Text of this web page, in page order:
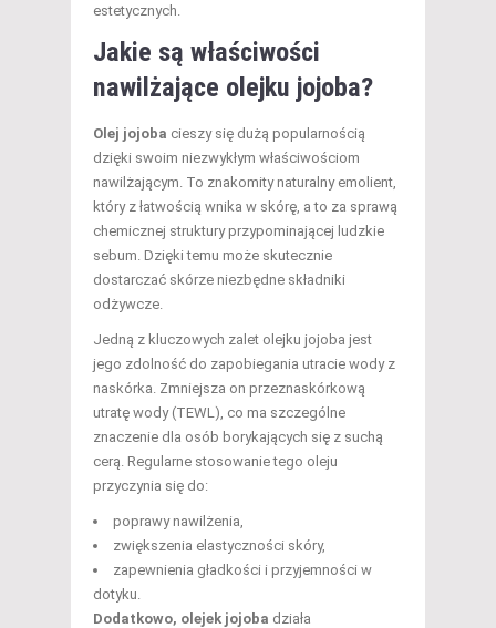
estetycznych.
Jakie są właściwości
nawilżające olejku jojoba?
Olej jojoba cieszy się dużą popularnością
dzięki swoim niezwykłym właściwościom
nawilżającym. To znakomity naturalny emolient,
który z łatwością wnika w skórę, a to za sprawą
chemicznej struktury przypominającej ludzkie
sebum. Dzięki temu może skutecznie
dostarczać skórze niezbędne składniki
odżywcze.
Jedną z kluczowych zalet olejku jojoba jest
jego zdolność do zapobiegania utracie wody z
naskórka. Zmniejsza on przeznaskórkową
utratę wody (TEWL), co ma szczególne
znaczenie dla osób borykających się z suchą
cerą. Regularne stosowanie tego oleju
przyczynia się do:
poprawy nawilżenia,
zwiększenia elastyczności skóry,
zapewnienia gładkości i przyjemności w
dotyku.
Dodatkowo, olejek jojoba działa